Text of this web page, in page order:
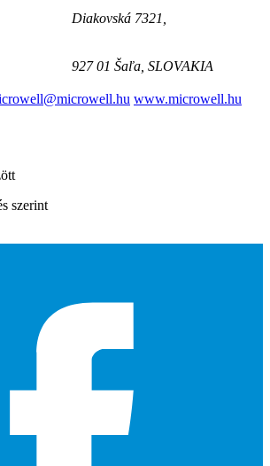
Diakovská 7321,
927 01 Šaľa, SLOVAKIA
www.microwell.hu
szerint